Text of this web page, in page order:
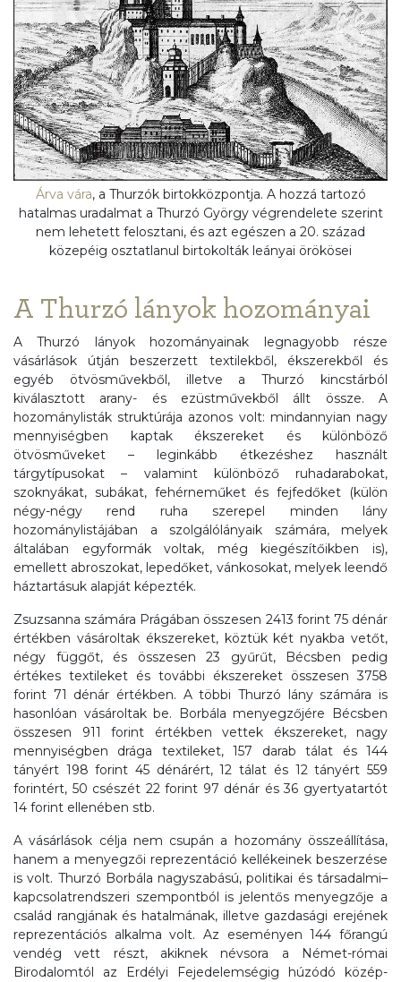
Árva vára, a Thurzók birtokközpontja. A hozzá tartozó
hatalmas uradalmat a Thurzó György végrendelete szerint
nem lehetett felosztani, és azt egészen a 20. század
közepéig osztatlanul birtokolták leányai örökösei
A Thurzó lányok hozományai
A Thurzó lányok hozományainak legnagyobb része
vásárlások útján beszerzett textilekből, ékszerekből és
egyéb ötvösművekből, illetve a Thurzó kincstárból
kiválasztott arany- és ezüstművekből állt össze. A
hozománylisták struktúrája azonos volt: mindannyian nagy
mennyiségben kaptak ékszereket és különböző
ötvösműveket – leginkább étkezéshez használt
tárgytípusokat – valamint különböző ruhadarabokat,
szoknyákat, subákat, fehérneműket és fejfedőket (külön
négy-négy rend ruha szerepel minden lány
hozománylistájában a szolgálólányaik számára, melyek
általában egyformák voltak, még kiegészítőikben is),
emellett abroszokat, lepedőket, vánkosokat, melyek leendő
háztartásuk alapját képezték.
Zsuzsanna számára Prágában összesen 2413 forint 75 dénár
értékben vásároltak ékszereket, köztük két nyakba vetőt,
négy függőt, és összesen 23 gyűrűt, Bécsben pedig
értékes textileket és további ékszereket összesen 3758
forint 71 dénár értékben. A többi Thurzó lány számára is
hasonlóan vásároltak be. Borbála menyegzőjére Bécsben
összesen 911 forint értékben vettek ékszereket, nagy
mennyiségben drága textileket, 157 darab tálat és 144
tányért 198 forint 45 dénárért, 12 tálat és 12 tányért 559
forintért, 50 csészét 22 forint 97 dénár és 36 gyertyatartót
14 forint ellenében stb.
A vásárlások célja nem csupán a hozomány összeállítása,
hanem a menyegzői reprezentáció kellékeinek beszerzése
is volt. Thurzó Borbála nagyszabású, politikai és társadalmi–
kapcsolatrendszeri szempontból is jelentős menyegzője a
család rangjának és hatalmának, illetve gazdasági erejének
reprezentációs alkalma volt. Az eseményen 144 főrangú
vendég vett részt, akiknek névsora a Német-római
Birodalomtól az Erdélyi Fejedelemségig húzódó közép-